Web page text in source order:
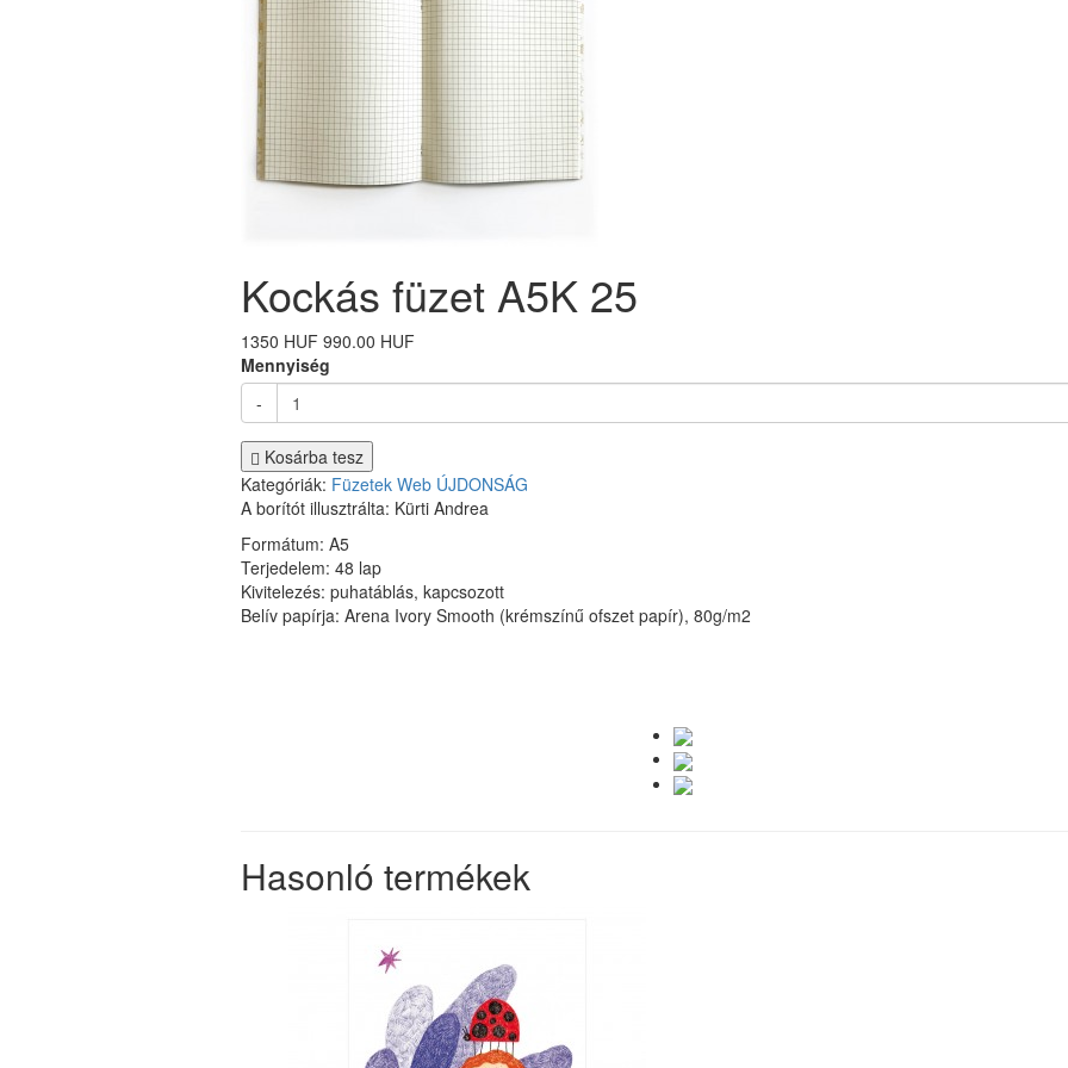
Kockás füzet A5K 25
1350 HUF 990.00 HUF
Mennyiség
-
Kosárba tesz
Kategóriák: Füzetek Web ÚJDONSÁG
A borítót illusztrálta: Kürti Andrea
Formátum: A5
Terjedelem: 48 lap
Kivitelezés: puhatáblás, kapcsozott
Belív papírja: Arena Ivory Smooth (krémszínű ofszet papír), 80g/m2
Hasonló termékek